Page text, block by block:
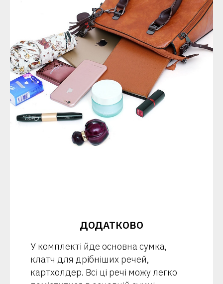
ДОДАТКОВО
У комплекті йде основна сумка,
клатч для дрібніших речей,
картхолдер. Всі ці речі можу легко